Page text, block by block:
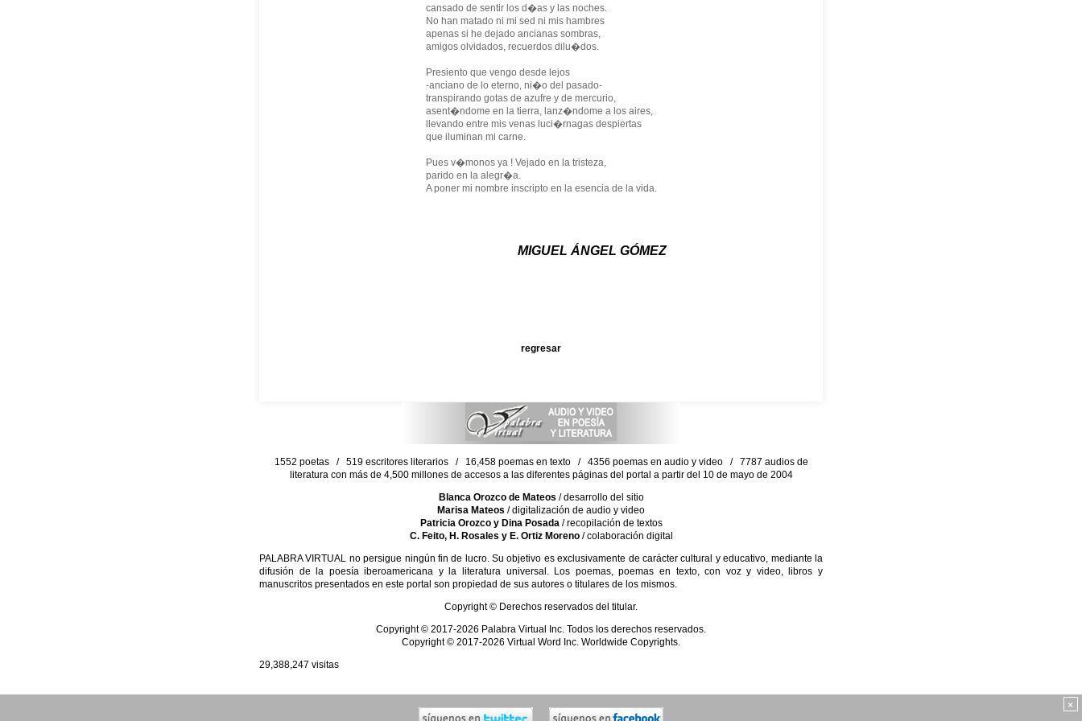
cansado de sentir los d�as y las noches.
No han matado ni mi sed ni mis hambres
apenas si he dejado ancianas sombras,
amigos olvidados, recuerdos dilu�dos.
Presiento que vengo desde lejos
-anciano de lo eterno, ni�o del pasado-
transpirando gotas de azufre y de mercurio,
asent�ndome en la tierra, lanz�ndome a los aires,
llevando entre mis venas luci�rnagas despiertas
que iluminan mi carne.
Pues v�monos ya ! Vejado en la tristeza,
parido en la alegr�a.
A poner mi nombre inscripto en la esencia de la vida.
MIGUEL ÁNGEL GÓMEZ
regresar
×
1552 poetas / 519 escritores literarios / 16,458 poemas en texto / 4356 poemas en audio y video / 7787 audios de
literatura con más de 4,500 millones de accesos a las diferentes páginas del portal a partir del 10 de mayo de 2004
Blanca Orozco de Mateos / desarrollo del sitio
Marisa Mateos / digitalización de audio y video
Patricia Orozco y Dina Posada/ recopilación de textos
C. Feito, H. Rosales y E. Ortiz Moreno/ colaboración digital
PALABRA VIRTUAL no persigue ningún fin de lucro. Su objetivo es exclusivamente de carácter cultural y educativo, mediante la
difusión de la poesía iberoamericana y la literatura universal. Los poemas, poemas en texto, con voz y video, libros y
manuscritos presentados en este portal son propiedad de sus autores o titulares de los mismos.
Copyright © Derechos reservados del titular.
Copyright © 2017-2026 Palabra Virtual Inc. Todos los derechos reservados.
Copyright © 2017-2026 Virtual Word Inc. Worldwide Copyrights.
29,388,247 visitas